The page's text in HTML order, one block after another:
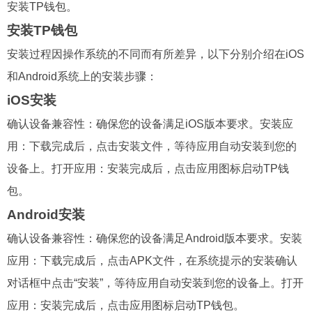
安装TP钱包。
安装TP钱包
安装过程因操作系统的不同而有所差异，以下分别介绍在iOS
和Android系统上的安装步骤：
iOS安装
确认设备兼容性：确保您的设备满足iOS版本要求。安装应
用：下载完成后，点击安装文件，等待应用自动安装到您的
设备上。打开应用：安装完成后，点击应用图标启动TP钱
包。
Android安装
确认设备兼容性：确保您的设备满足Android版本要求。安装
应用：下载完成后，点击APK文件，在系统提示的安装确认
对话框中点击“安装”，等待应用自动安装到您的设备上。打开
应用：安装完成后，点击应用图标启动TP钱包。